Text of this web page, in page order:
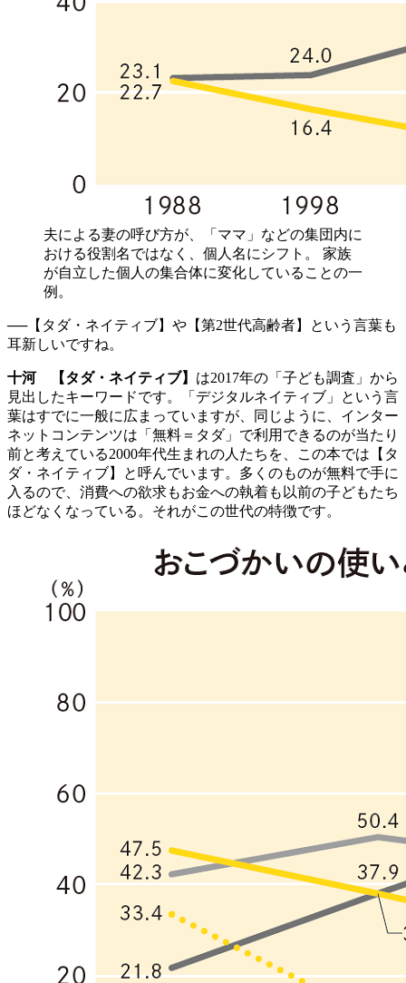
夫による妻の呼び方が、「ママ」などの集団内に
おける役割名ではなく、個人名にシフト。 家族
が自立した個人の集合体に変化していることの一
例。
──【タダ・ネイティブ】や【第2世代高齢者】という言葉も
耳新しいですね。
十河 【タダ・ネイティブ】 は2017年の「子ども調査」から
見出したキーワードです。「デジタルネイティブ」という言
葉はすでに一般に広まっていますが、同じように、インター
ネットコンテンツは「無料＝タダ」で利用できるのが当たり
前と考えている2000年代生まれの人たちを、この本では【タ
ダ・ネイティブ】と呼んでいます。多くのものが無料で手に
入るので、消費への欲求もお金への執着も以前の子どもたち
ほどなくなっている。それがこの世代の特徴です。